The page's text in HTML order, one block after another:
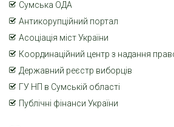
Сумська ОДА
Антикорупційний портал
Асоціація міст України
Координаційний центр з надання
Державний реєстр виборців
ГУ НП в Сумській області
Публічні фінанси України